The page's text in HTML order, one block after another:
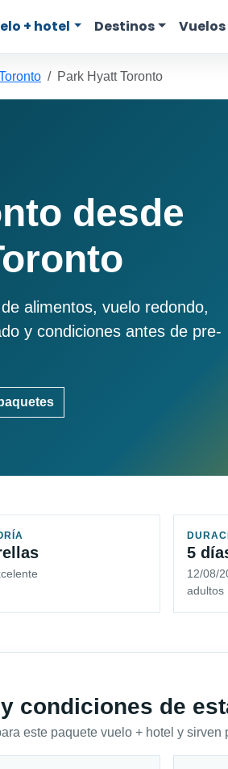
+ hotel Destinos Vuelos
Park Hyatt Toronto
desde
alimentos, vuelo redondo,
y condiciones antes de pre-
5
12/08/
adultos
condiciones de
este paquete vuelo + hotel y